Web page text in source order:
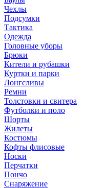
Чехлы
Подсумки
Тактика
Одежда
Головные уборы
Брюки
Кители и рубашки
Куртки и парки
Лонгсливы
Ремни
Толстовки и свитера
Футболки и поло
Шорты
Жилеты
Костюмы
Кофты флисовые
Носки
Перчатки
Пончо
Снаряжение